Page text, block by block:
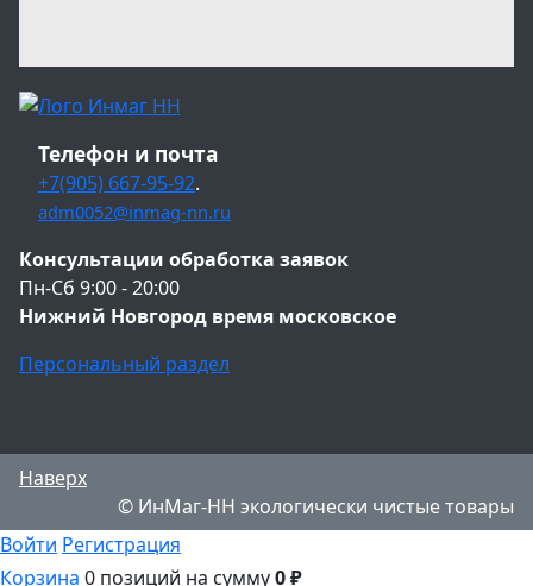
Телефон и почта
+7(905) 667-95-92.
adm0052@inmag-nn.ru
Консультации обработка заявок
Пн-Сб 9:00 - 20:00
Нижний Новгород время московское
Персональный раздел
Наверх
© ИнМаг-НН экологически чистые товары
Войти Регистрация
Корзина 0 позиций на сумму0 ₽